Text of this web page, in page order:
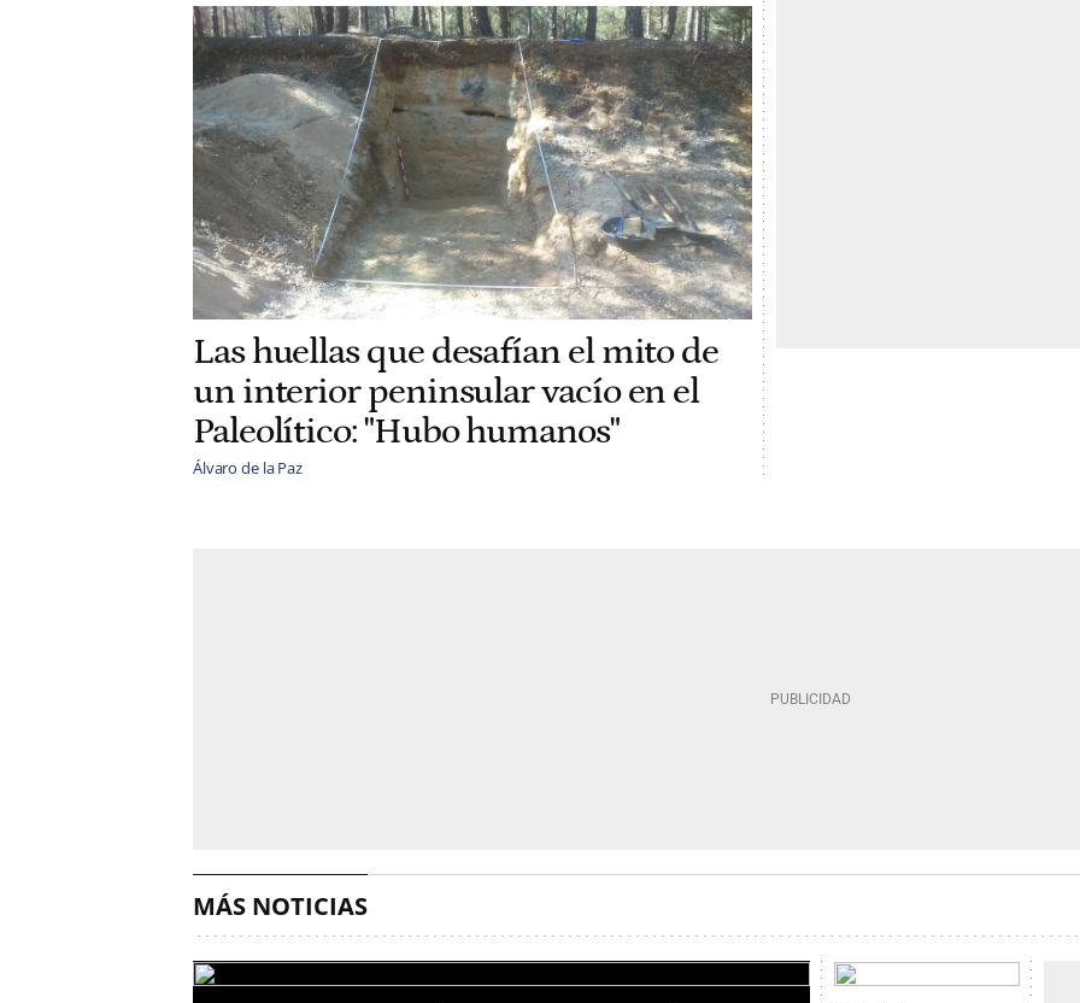
Las huellas que desafían el mito de
un interior peninsular vacío en el
Paleolítico: "Hubo humanos"
Álvaro de la Paz
MÁS NOTICIAS